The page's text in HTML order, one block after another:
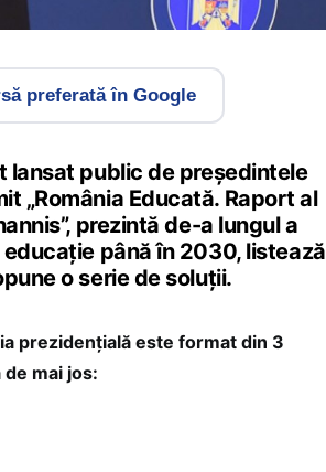
preferată în Google
lansat public de președintele
„România Educată. Raport al
prezintă de-a lungul a
până în 2030, listează
o serie de soluții.
prezidențială este format din 3
mai jos: